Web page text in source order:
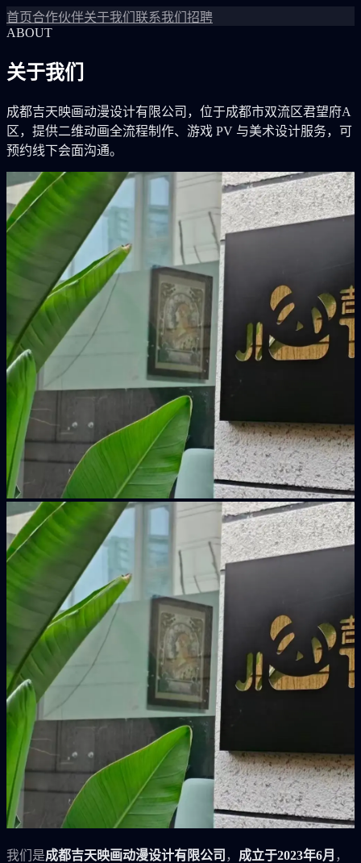
首页合作伙伴关于我们 联系我们 招聘
ABOUT
关于我们
成都吉天映画动漫设计有限公司，位于成都市双流区君望府A
区，提供二维动画全流程制作、游戏 PV 与美术设计服务，可
预约线下会面沟通。
我们是成都吉天映画动漫设计有限公司 ， 成立于2023年6月 ，